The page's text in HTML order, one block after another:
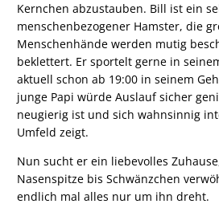
Kernchen abzustauben. Bill ist ein
menschenbezogener Hamster, die
Menschenhände werden mutig
beklettert. Er sportelt gerne in
aktuell schon ab 19:00 in seinem
junge Papi würde Auslauf sicher
neugierig ist und sich wahnsinnig
Umfeld zeigt.
Nun sucht er ein liebevolles
Nasenspitze bis Schwänzchen
endlich mal alles nur um ihn dreht.